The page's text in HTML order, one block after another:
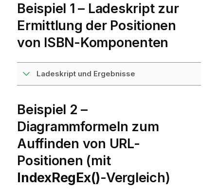
Beispiel 1 – Ladeskript zur
Ermittlung der Positionen
von ISBN-Komponenten
Ladeskript und Ergebnisse
Beispiel 2 –
Diagrammformeln zum
Auffinden von URL-
Positionen (mit
IndexRegEx()-Vergleich)